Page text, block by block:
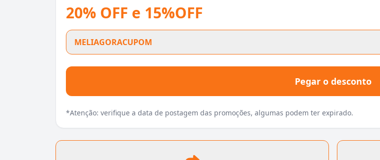
20% OFF e 15%OFF
MELIAGORACUPOM
Pegar o desconto
*Atenção: verifique a data de postagem das promoções, algumas podem ter expirado.